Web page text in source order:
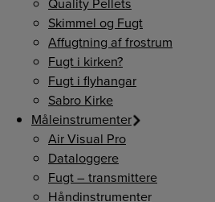
Skimmel og Fugt
Affugtning af frostrum
Fugt i kirken?
Fugt i flyhangar
Sabro Kirke
Måleinstrumenter
Air Visual Pro
Dataloggere
Fugt – transmittere
Håndinstrumenter